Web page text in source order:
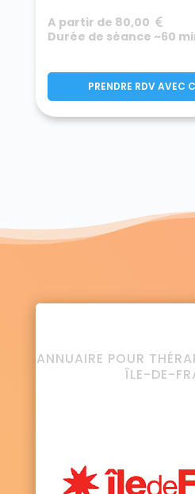
A partir de 80,00
Durée de séance ~60
PRENDRE RDV AVEC
ANNUAIRE POUR
ÎLE-DE-